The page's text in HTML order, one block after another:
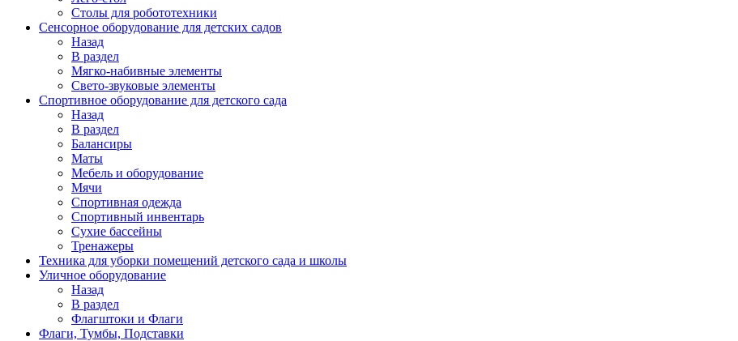
Столы для робототехники
Сенсорное оборудование для детских садов
Назад
В раздел
Мягко-набивные элементы
Свето-звуковые элементы
Спортивное оборудование для детского сада
Назад
В раздел
Балансиры
Маты
Мебель и оборудование
Мячи
Спортивная одежда
Спортивный инвентарь
Сухие бассейны
Тренажеры
Техника для уборки помещений детского сада и школы
Уличное оборудование
Назад
В раздел
Флагштоки и Флаги
Флаги, Тумбы, Подставки